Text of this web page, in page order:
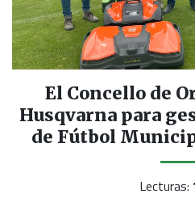
El Concello de
Husqvarna para
de Fútbol
Lecturas: